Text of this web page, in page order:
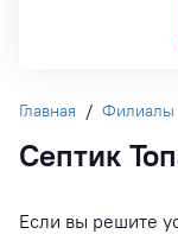
Главная / Филиалы
Септик
Если вы решите